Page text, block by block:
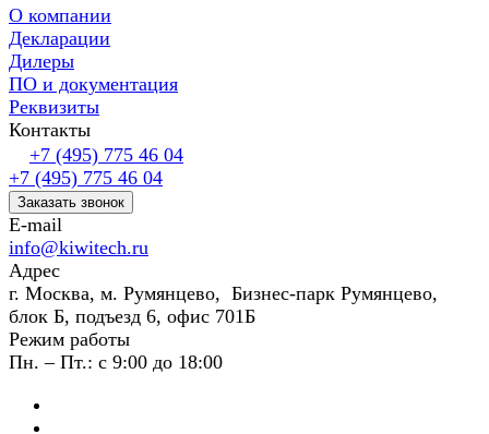
О компании
Декларации
Дилеры
ПО и документация
Реквизиты
Контакты
+7 (495) 775 46 04
+7 (495) 775 46 04
Заказать звонок
E-mail
info@kiwitech.ru
Адрес
г. Москва, м. Румянцево, Бизнес-парк Румянцево,
блок Б, подъезд 6, офис 701Б
Режим работы
Пн. – Пт.: с 9:00 до 18:00